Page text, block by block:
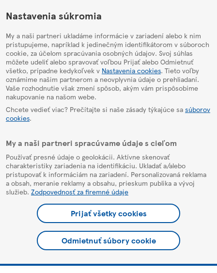
HelpPage
Nastavenia súkromia
My a naši partneri ukladáme informácie v zariadení alebo k nim
pristupujeme, napríklad k jedinečným identifikátorom v súboroch
cookie, za účelom spracúvania osobných údajov. Svoj súhlas
môžete udeliť alebo spravovať voľbou Prijať alebo Odmietnuť
všetko, prípadne kedykoľvek v Nastavenia cookies. Tieto voľby
oznámime našim partnerom a neovplyvnia údaje o prehliadaní.
Vaše rozhodnutie však zmení spôsob, akým vám prispôsobíme
nakupovanie na našom webe.
Chcete vedieť viac? Prečítajte si naše zásady týkajúce sa súborov
cookies.
My a naši partneri spracúvame údaje s cieľom
Používať presné údaje o geolokácii. Aktívne skenovať
charakteristiky zariadenia na identifikáciu. Ukladať a/alebo
pristupovať k informáciám na zariadení. Personalizovaná reklama
a obsah, meranie reklamy a obsahu, prieskum publika a vývoj
služieb. Zodpovednosť za firemné údaje
Prijať všetky cookies
Odmietnuť súbory cookie